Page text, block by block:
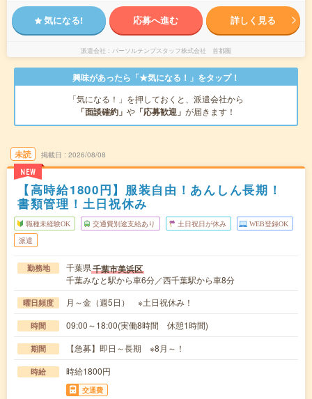
気になる! 応募へ進む 詳しく見る
派遣会社 パーソルテンプスタッフ株式会社 首都圏
興味があったら「★気になる！」をタップ！
「気になる！」を押しておくと、派遣会社から
「面談確約」 や 「応募歓迎」 が届きます！
未読
NEW
掲載日 2026/08/08
【高時給1800円】服装自由！あんしん長期！
書類管理！土日祝休み
職種未経験OK 交通費別途支給あり 土日祝日が休み WEB登録OK
派遣
勤務地 千葉県千葉市美浜区
千葉みなと駅から車6分／西千葉駅から車8分
曜日頻度 月～金（週5日） ※土日祝休み！
時間 09:00～18:00(実働8時間 休憩1時間)
期間 【急募】即日～長期 ※8月～！
時給 時給1800円
交通費